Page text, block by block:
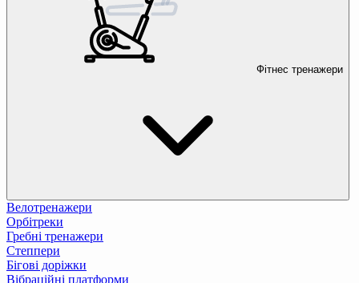
Фітнес тренажери
Велотренажери
Орбітреки
Гребні тренажери
Степпери
Бігові доріжки
Вібраційні платформи